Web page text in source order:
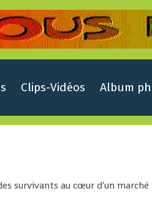
Clips-Vidéos Album
survivants au cœur d'un